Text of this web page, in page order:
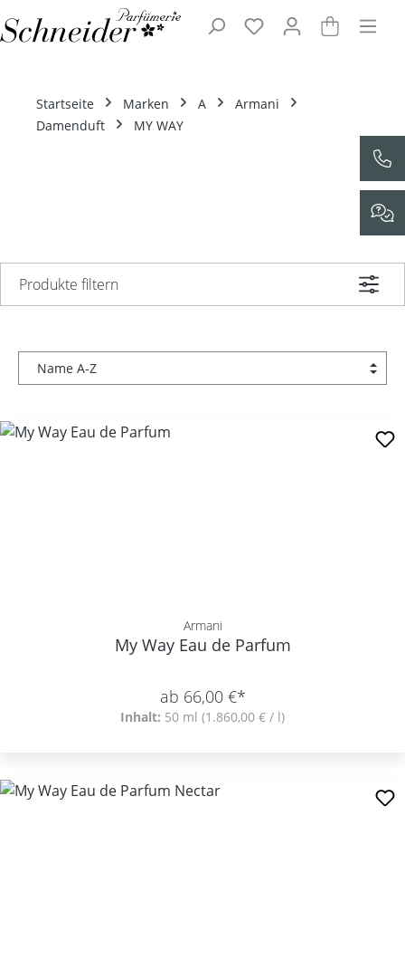
Zum Hauptinhalt springen
Startseite Marken A
Armani
Damenduft
MY WAY
Produkte filtern
Armani
My Way Eau de Parfum
ab 66,00 €*
Inhalt: 50 ml (1.860,00 € / l)